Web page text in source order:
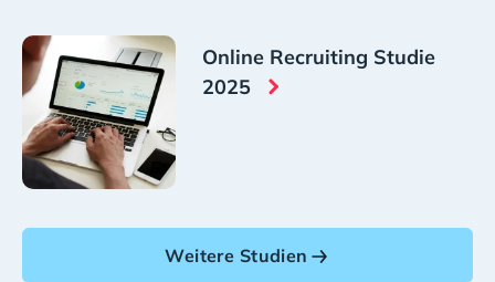
Online Recruiting Studie
2025
Weitere Studien